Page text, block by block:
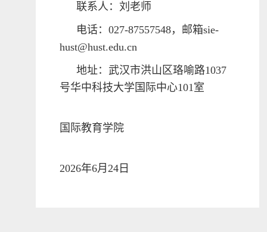
联系人：刘老师
电话：027-87557548，邮箱sie-
hust@hust.edu.cn
地址：武汉市洪山区珞喻路1037
号华中科技大学国际中心101室
国际教育学院
2026年6月24日